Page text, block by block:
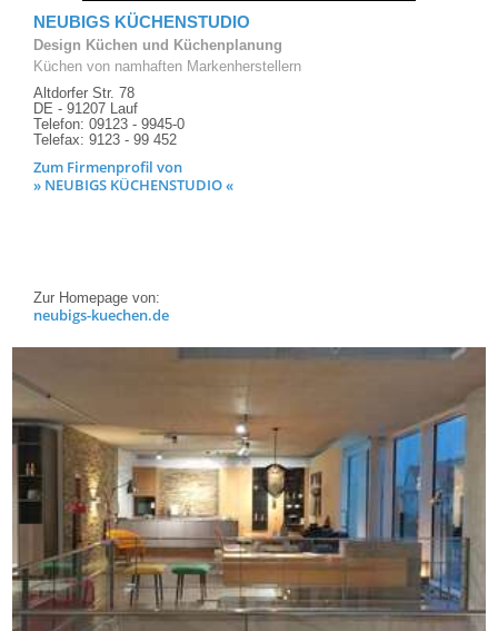
NEUBIGS KÜCHENSTUDIO
Design Küchen und Küchenplanung
Küchen von namhaften Markenherstellern
Altdorfer Str. 78
DE - 91207 Lauf
Telefon: 09123 - 9945-0
Telefax: 9123 - 99 452
Zum Firmenprofil von
» NEUBIGS KÜCHENSTUDIO «
Zur Homepage von:
neubigs-kuechen.de